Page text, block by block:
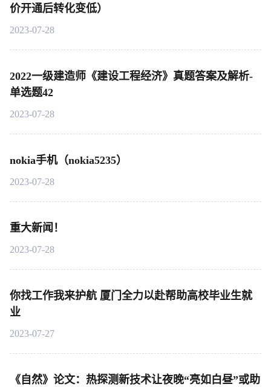
价开通后转化变低）
2023-07-28
2022一级建造师《建设工程经济》真题答案及解析-
单选题42
2023-07-28
nokia手机（nokia5235）
2023-07-28
重大新闻！
2023-07-28
你找工作我来护航 厦门全力以赴帮助高校毕业生就
业
2023-07-27
《自然》论文：热探测新技术让夜晚“亮如白昼”或助